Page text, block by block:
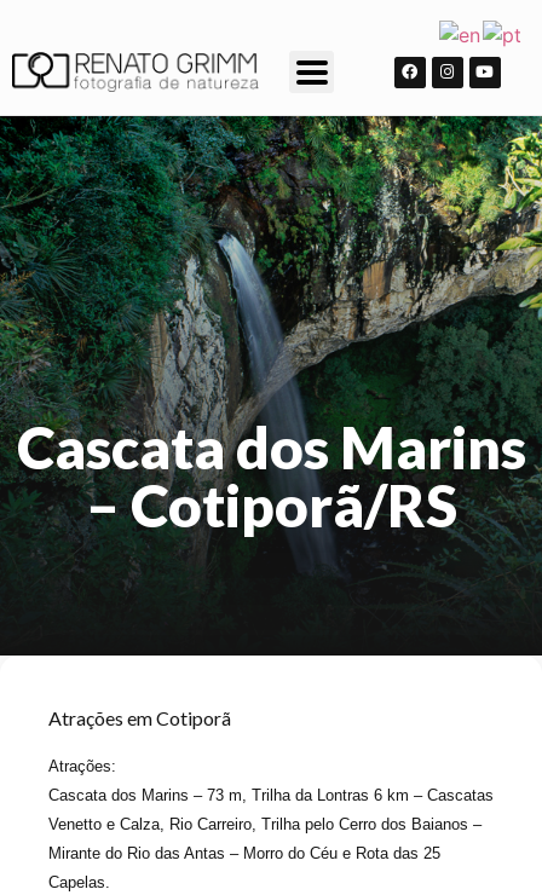
Cascata dos Marins
– Cotiporã/RS
Atrações em Cotiporã
Atrações:
Cascata dos Marins – 73 m, Trilha da Lontras 6 km – Cascatas
Venetto e Calza, Rio Carreiro, Trilha pelo Cerro dos Baianos –
Mirante do Rio das Antas – Morro do Céu e Rota das 25
Capelas.